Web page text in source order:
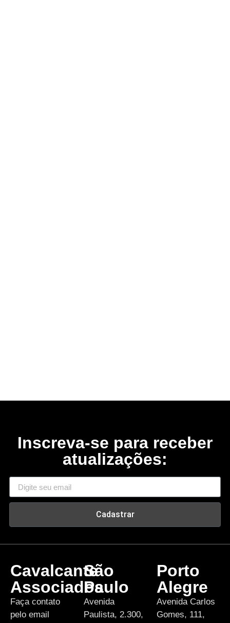
Inscreva-se para receber
atualizações:
Cadastrar
Cavalcante
Associados
Faça contato
pelo email
São
Paulo
Avenida
Paulista, 2.300,
Porto
Alegre
Avenida Carlos
Gomes, 111,